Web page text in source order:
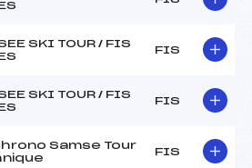
SKI TOUR / FIS
FIS
SKI TOUR / FIS
FIS
Samse Tour
FIS